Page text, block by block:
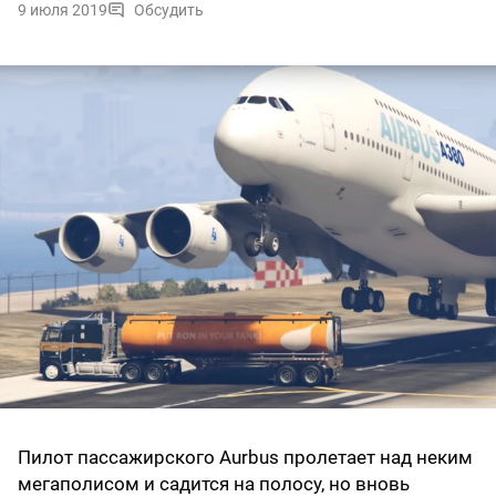
9 июля 2019 Обсудить
Пилот пассажирского Aurbus пролетает над неким
мегаполисом и садится на полосу, но вновь